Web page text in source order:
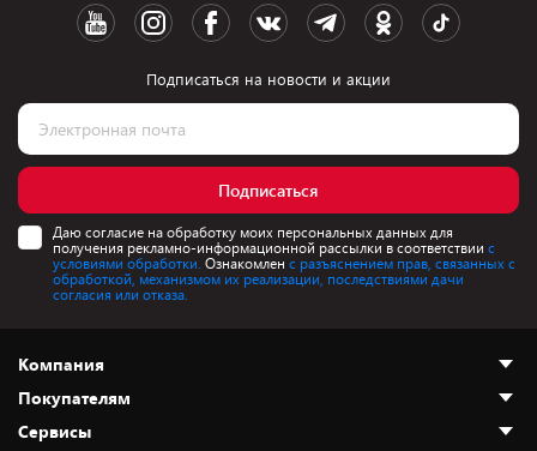
Подписаться на новости и акции
Подписаться
Даю согласие на обработку моих персональных данных для
получения рекламно-информационной рассылки в соответствии с
условиями обработки. Ознакомлен с разъяснением прав, связанных с
обработкой, механизмом их реализации, последствиями дачи
согласия или отказа.
Компания
О нас
Покупателям
Сервисы